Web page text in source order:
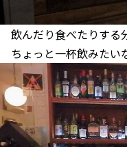
飲んだり食べたりする
ちょっと一杯飲みたい